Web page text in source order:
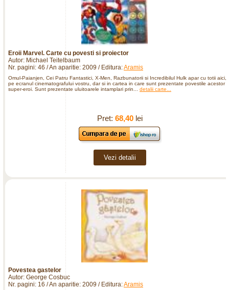
Eroii Marvel. Carte cu povesti si proiector
Autor: Michael Teitelbaum
Nr. pagini: 46 / An aparitie: 2009 / Editura:Aramis
Omul-Paianjen, Cei Patru Fantastici, X-Men, Razbunatorii si Incredibilul Hulk apar cu totii aici,
pe ecranul cinematografului vostru, dar si in cartea in care sunt prezentate povestile acestor
super-eroi. Sunt prezentate uluitoarele intamplari prin... detalii carte...
Pret: 68,40lei
Vezi detalii
Povestea gastelor
Autor: George Cosbuc
Nr. pagini: 16 / An aparitie: 2009 / Editura:Aramis